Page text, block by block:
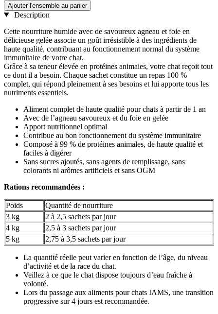
Ajouter l'ensemble au panier
Description
Cette nourriture humide avec de savoureux agneau et foie en
délicieuse gelée associe un goût irrésistible à des ingrédients de
haute qualité, contribuant au fonctionnement normal du système
immunitaire de votre chat.
Grâce à sa teneur élevée en protéines animales, votre chat reçoit tout
ce dont il a besoin. Chaque sachet constitue un repas 100 %
complet, qui répond pleinement à ses besoins et lui apporte tous les
nutriments essentiels.
Aliment complet de haute qualité pour chats à partir de 1 an
Avec de l’agneau savoureux et du foie en gelée
Apport nutritionnel optimal
Contribue au bon fonctionnement du système immunitaire
Composé à 99 % de protéines animales, de haute qualité et
faciles à digérer
Sans sucres ajoutés, sans agents de remplissage, sans
colorants ni arômes artificiels et sans OGM
Rations recommandées :
Poids
Quantité de nourriture
3 kg
2 à 2,5 sachets par jour
4 kg
2,5 à 3 sachets par jour
5 kg
2,75 à 3,5 sachets par jour
La quantité réelle peut varier en fonction de l’âge, du niveau
d’activité et de la race du chat.
Veillez à ce que le chat dispose toujours d’eau fraîche à
volonté.
Lors du passage aux aliments pour chats IAMS, une transition
progressive sur 4 jours est recommandée.